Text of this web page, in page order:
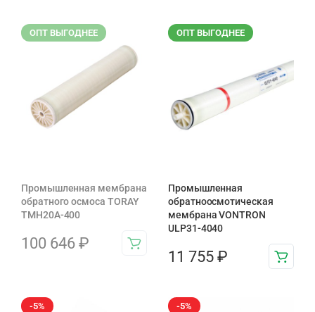
ОПТ ВЫГОДНЕЕ
Промышленная мембрана
обратного осмоса TORAY
TMH20A-400
100 646 ₽
ОПТ ВЫГОДНЕЕ
Промышленная
обратноосмотическая
мембрана VONTRON
ULP31-4040
11 755 ₽
-5% -5%